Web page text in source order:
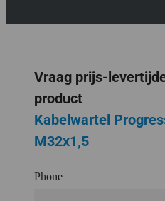
Vraag prijs-
product
Kabelwartel
M32x1,5
Phone